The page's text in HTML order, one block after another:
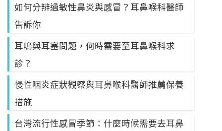
如何分辨過敏性鼻炎與感冒？耳鼻喉科醫師
告訴你
耳鳴與耳塞問題，何時需要至耳鼻喉科求
診？
慢性咽炎症狀觀察與耳鼻喉科醫師推薦保養
措施
台灣流行性感冒季節：什麼時候需要去耳鼻